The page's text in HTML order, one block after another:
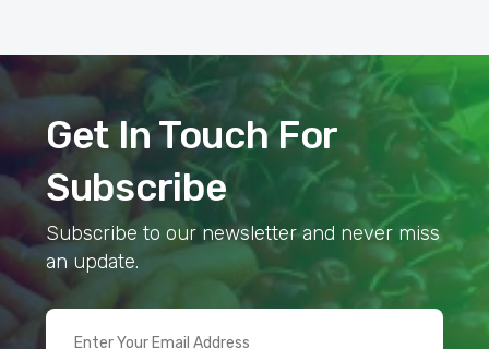
Get In Touch For
Subscribe
Subscribe to our newsletter and never miss
an update.